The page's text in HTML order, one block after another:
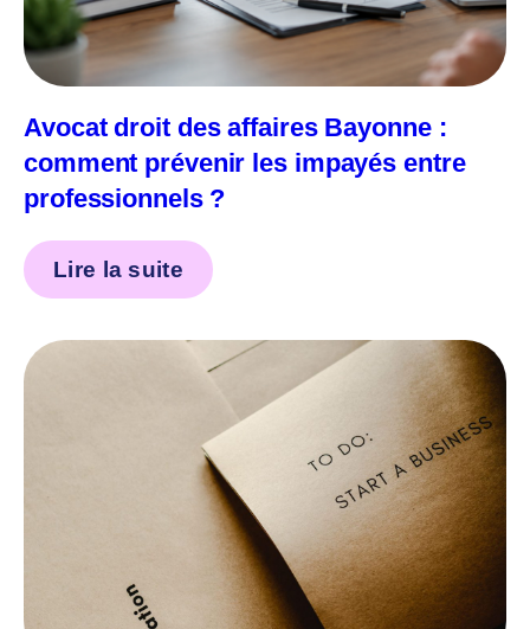
Avocat droit des affaires Bayonne :
comment prévenir les impayés entre
professionnels ?
Lire la suite